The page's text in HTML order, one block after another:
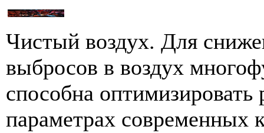
Чистый воздух. Для
выбросов в воздух
способна
параметрах современных